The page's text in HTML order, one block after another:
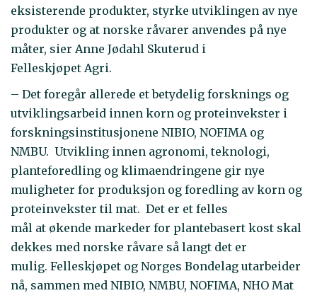
eksisterende produkter, styrke utviklingen av nye
produkter og at norske råvarer anvendes på nye
måter, sier Anne Jødahl Skuterud i
Felleskjøpet Agri.
– Det foregår allerede et betydelig forsknings og
utviklingsarbeid innen korn og proteinvekster i
forskningsinstitusjonene NIBIO, NOFIMA og
NMBU. Utvikling innen agronomi, teknologi,
planteforedling og klimaendringene gir nye
muligheter for produksjon og foredling av korn og
proteinvekster til mat. Det er et felles
mål at økende markeder for plantebasert kost skal
dekkes med norske råvare så langt det er
mulig. Felleskjøpet og Norges Bondelag utarbeider
nå, sammen med NIBIO, NMBU, NOFIMA, NHO Mat